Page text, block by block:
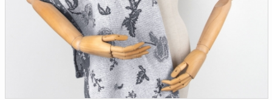
Доверенность на
получение груза
Документы по работе с
персональными данными
Письмо руководителю
Вопросы и ответы
Новости | Статьи